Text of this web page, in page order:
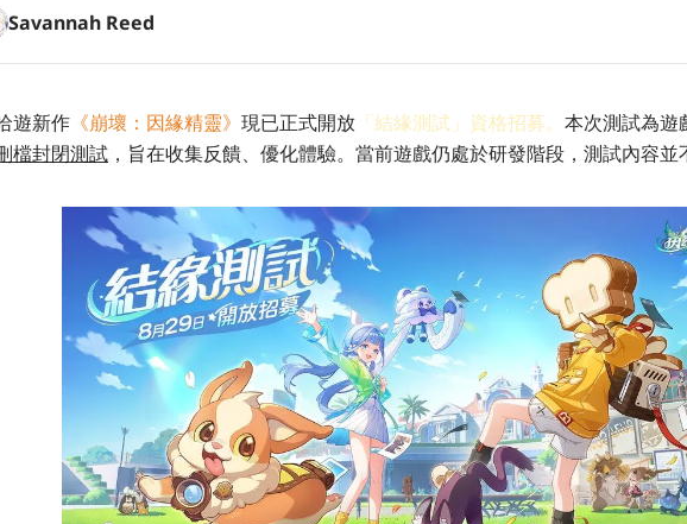
Savannah Reed
遊新作 《崩壞：因緣精靈》 現已正式開放 「結緣測試」資格招募。 本次測試為遊
檔封閉測試 ，旨在收集反饋、優化體驗。當前遊戲仍處於研發階段，測試內容